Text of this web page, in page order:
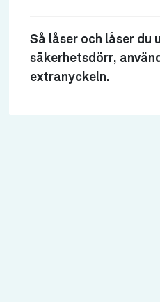
Så låser och låser du
säkerhetsdörr,
extranyckeln.